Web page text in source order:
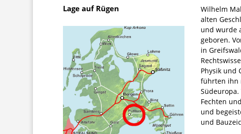
Lage auf Rügen
Wilhelm
alten
und wurde
geboren.
in
Physik und
führten ihn
Fechten
und
und